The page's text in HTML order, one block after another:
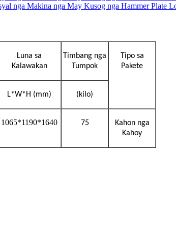
Luna sa
Kalawakan
Timbang nga
Tumpok
Tipo sa
Pakete
L*W*H (mm) (kilo)
1065*1190*1640 75
Kahon nga
Kahoy